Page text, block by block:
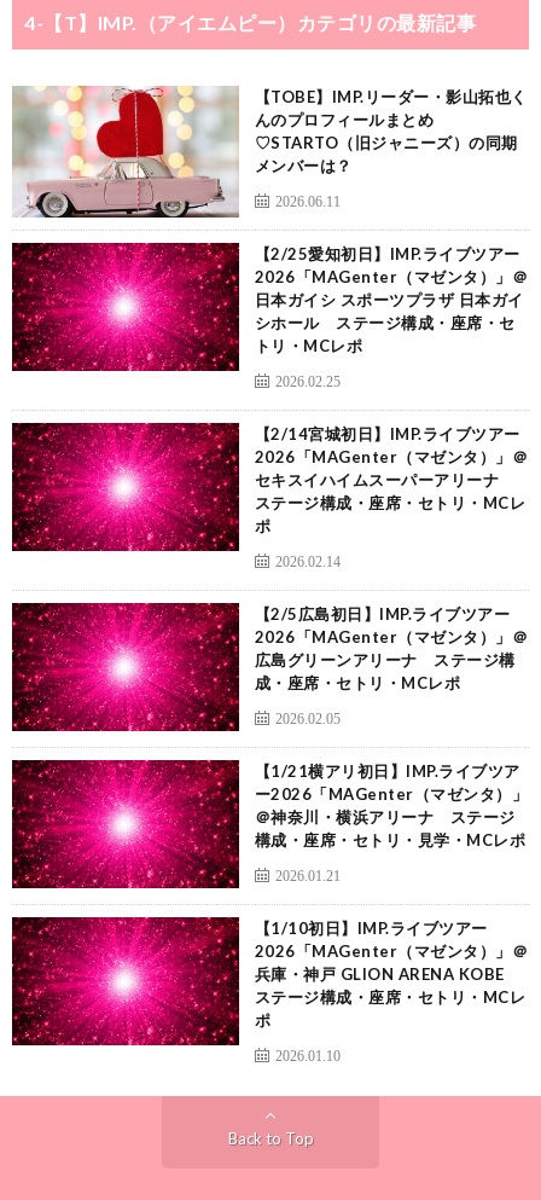
4-【T】IMP.（アイエムピー） カテゴリの最新記事
【TOBE】IMP.リーダー・影山拓也く
んのプロフィールまとめ
♡STARTO（旧ジャニーズ）の同期
メンバーは？
2026.06.11
【2/25愛知初日】IMP.ライブツアー
2026「MAGenter（マゼンタ）」＠
日本ガイシ スポーツプラザ 日本ガイ
シホール ステージ構成・座席・セ
トリ・MCレポ
2026.02.25
【2/14宮城初日】IMP.ライブツアー
2026「MAGenter（マゼンタ）」＠
セキスイハイムスーパーアリーナ
ステージ構成・座席・セトリ・MCレ
ポ
2026.02.14
【2/5広島初日】IMP.ライブツアー
2026「MAGenter（マゼンタ）」＠
広島グリーンアリーナ ステージ構
成・座席・セトリ・MCレポ
2026.02.05
【1/21横アリ初日】IMP.ライブツア
ー2026「MAGenter（マゼンタ）」
＠神奈川・横浜アリーナ ステージ
構成・座席・セトリ・見学・MCレポ
2026.01.21
【1/10初日】IMP.ライブツアー
2026「MAGenter（マゼンタ）」＠
兵庫・神戸 GLION ARENA KOBE
ステージ構成・座席・セトリ・MCレ
ポ
2026.01.10
Back to Top